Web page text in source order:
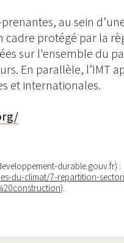
au sein
protégé par la
sur l'ensemble du
En parallèle, l’IMT
et internationales.
durable.gouv.fr) :
du-climat/7-repartition-
).